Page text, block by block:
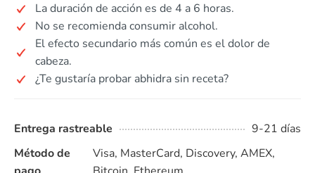
La duración de acción es de 4 a 6 horas.
No se recomienda consumir alcohol.
El efecto secundario más común es el dolor de
cabeza.
¿Te gustaría probar abhidra sin receta?
Entrega rastreable
9-21 días
Método de
Visa, MasterCard, Discovery, AMEX,